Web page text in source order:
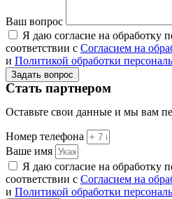
Ваш вопрос
Я даю согласие на обработку
соответствии с Согласием на
и Политикой обработки
Задать вопрос
Стать партнером
Оставьте свои данные и мы вам
Номер телефона
Ваше имя
Я даю согласие на обработку
соответствии с Согласием на
и Политикой обработки